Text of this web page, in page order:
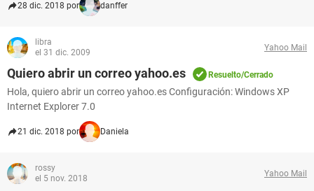
28 dic. 2018 por danffer
libra
el 31 dic. 2009
Yahoo Mail
Quiero abrir un correo yahoo.es Resuelto/Cerrado
Hola, quiero abrir un correo yahoo.es Configuración: Windows XP
Internet Explorer 7.0
21 dic. 2018 por Daniela
rossy
el 5 nov. 2018
Yahoo Mail